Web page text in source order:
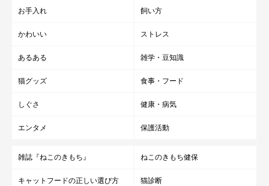
お手入れ 飼い方
かわいい ストレス
あるある 雑学・豆知識
猫グッズ 食事・フード
しぐさ 健康・病気
エンタメ 保護活動
雑誌『ねこのきもち』 ねこのきもち健保
キャットフードの正しい選び方 猫診断